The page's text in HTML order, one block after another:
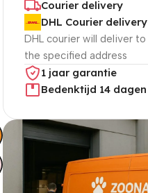
Courier delivery
DHL Courier delivery
DHL courier will deliver to
the specified address
1 jaar garantie
Bedenktijd 14 dagen